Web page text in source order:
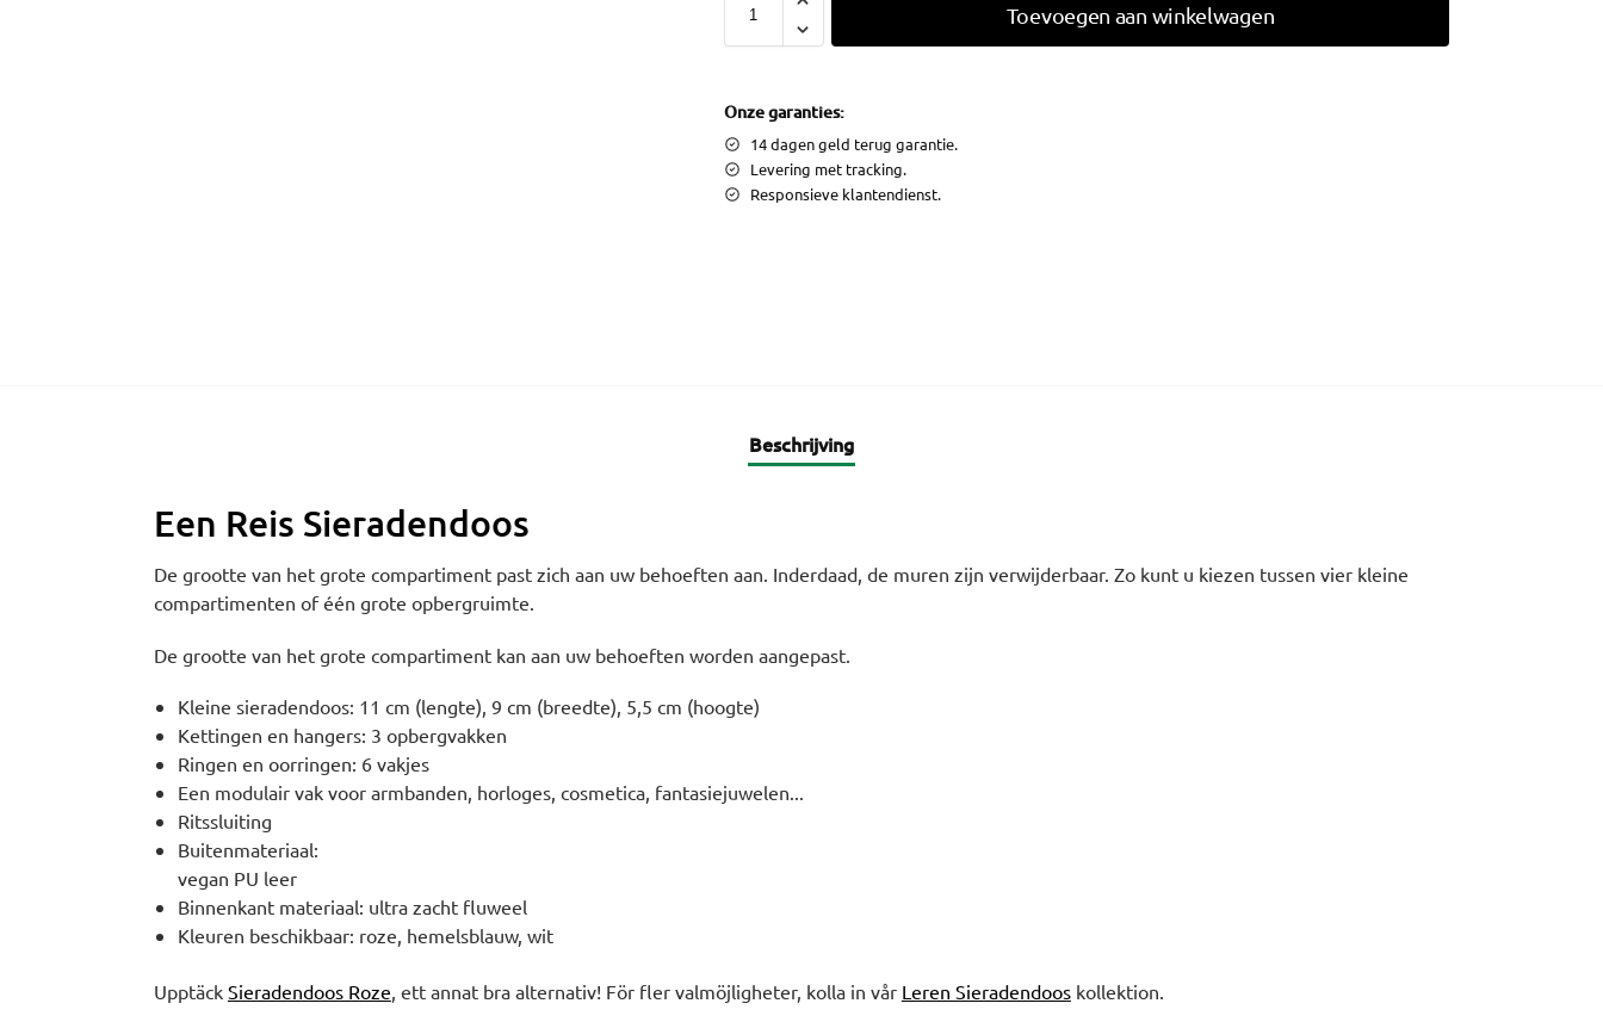
Toevoegen aan winkelwagen
Onze garanties:
14 dagen geld terug garantie.
Levering met tracking.
Responsieve klantendienst.
Beschrijving
Een Reis Sieradendoos
De grootte van het grote compartiment past zich aan uw behoeften aan. Inderdaad, de muren zijn verwijderbaar. Zo kunt u kiezen tussen vier kleine
compartimenten of één grote opbergruimte.
De grootte van het grote compartiment kan aan uw behoeften worden aangepast.
Kleine sieradendoos: 11 cm (lengte), 9 cm (breedte), 5,5 cm (hoogte)
Kettingen en hangers: 3 opbergvakken
Ringen en oorringen: 6 vakjes
Een modulair vak voor armbanden, horloges, cosmetica, fantasiejuwelen...
Ritssluiting
Buitenmateriaal:
vegan PU leer
Binnenkant materiaal: ultra zacht fluweel
Kleuren beschikbaar: roze, hemelsblauw, wit
Upptäck Sieradendoos Roze , ett annat bra alternativ! För fler valmöjligheter, kolla in vår Leren Sieradendooskollektion.